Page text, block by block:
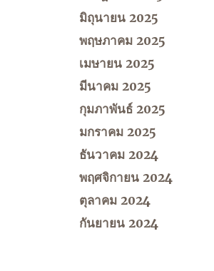
มิถุนายน 2025
พฤษภาคม 2025
เมษายน 2025
มีนาคม 2025
กุมภาพันธ์ 2025
มกราคม 2025
ธันวาคม 2024
พฤศจิกายน 2024
ตุลาคม 2024
กันยายน 2024